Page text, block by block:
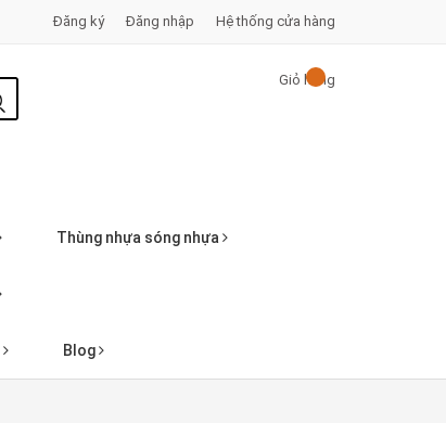
Đăng ký Đăng nhập Hệ thống cửa hàng
Giỏ hàng
Thùng nhựa sóng nhựa
Blog